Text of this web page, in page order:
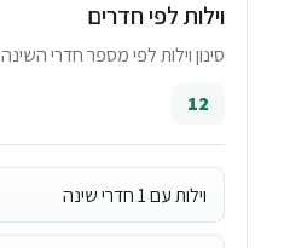
וילות לפי חדרים
סינון וילות לפי מספר חדרי השינה
12
וילות עם 1 חדרי שינה